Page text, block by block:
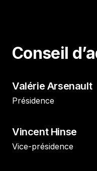
Conseil
Valérie Arsenault
Présidence
Vincent Hinse
Vice-présidence